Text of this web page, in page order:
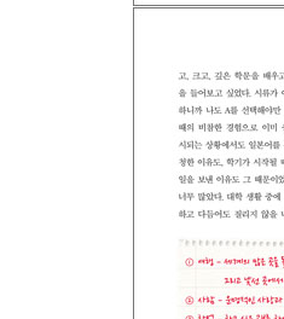
- 젊음의 특권, 내
- 일본 도쿄 / 인연
- 중국 베이징 / 아
- 태국 방콕 / 어디
- 베트남 하노이 /
- 프랑스 파리, 칸,
- 미국 뉴욕 / 화려
- 미국 플로리다 /